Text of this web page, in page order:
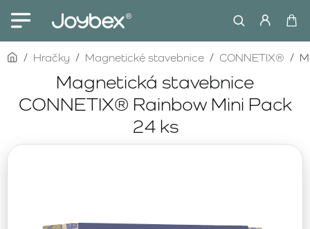
Magnetická stavebnice
CONNETIX® Rainbow Mini Pack
24 ks
homeHračky Magnetické stavebnice CONNETIX®